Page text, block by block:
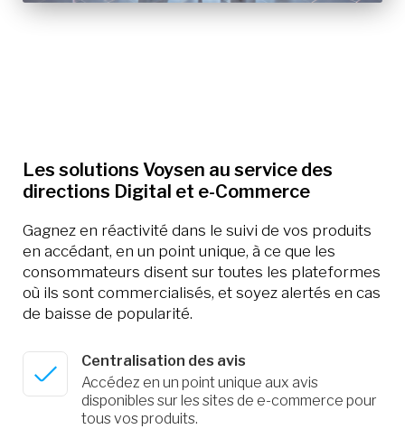
Les solutions Voysen au service des
directions Digital et e-Commerce
Gagnez en réactivité dans le suivi de vos produits
en accédant, en un point unique, à ce que les
consommateurs disent sur toutes les plateformes
où ils sont commercialisés, et soyez alertés en cas
de baisse de popularité.
Centralisation des avis
Accédez en un point unique aux avis
disponibles sur les sites de e-commerce pour
tous vos produits.